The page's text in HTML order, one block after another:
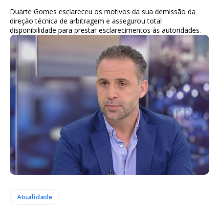
Duarte Gomes esclareceu os motivos da sua demissão da
direção técnica de arbitragem e assegurou total
disponibilidade para prestar esclarecimentos às autoridades.
Atualidade